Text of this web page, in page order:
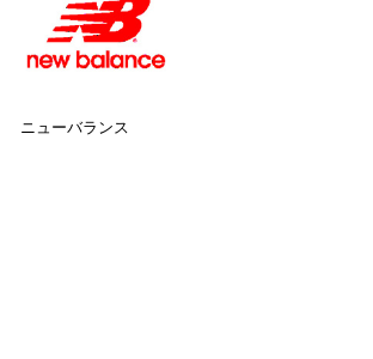
ニューバランス